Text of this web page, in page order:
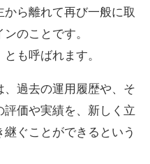
る ら離れて再び一般に取
のことです。
も呼ばれます。
過去の運用履歴や、そ
価や実績を、新しく立
ぐことができるという